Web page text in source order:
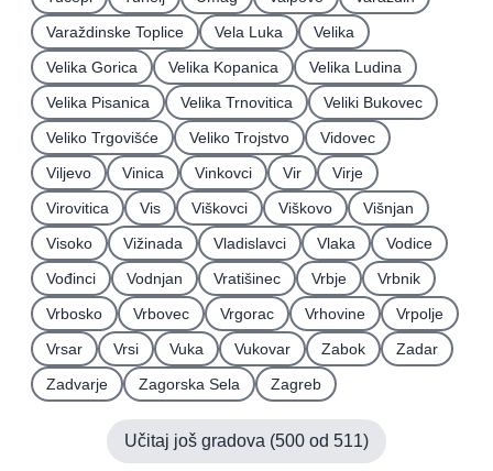
Varaždinske Toplice
Vela Luka
Velika
Velika Gorica
Velika Kopanica
Velika Ludina
Velika Pisanica
Velika Trnovitica
Veliki Bukovec
Veliko Trgovišće
Veliko Trojstvo
Vidovec
Viljevo
Vinica Vinkovci Vir
Virje
Virovitica
Vis Viškovci Viškovo
Višnjan
Visoko
Vižinada Vladislavci Vlaka
Vodice
Vođinci
Vodnjan Vratišinec Vrbje
Vrbnik
Vrbosko
Vrbovec Vrgorac Vrhovine
Vrpolje
Vrsar
Vrsi Vuka Vukovar Zabok
Zadar
Zadvarje
Zagorska Sela Zagreb
Učitaj još gradova (500 od 511)